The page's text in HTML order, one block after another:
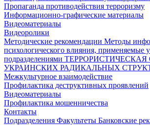
Пропаганда противодействия терроризму
Информационно-графические материалы
Видеоматериалы
Видеоролики
Методические рекомендации Методы
психологического влияния, применяемые
подразделениями
УКРАИНСКИХ РАДИКАЛЬНЫХ
Межкультурное взаимодействие
Профилактика деструктивных проявлений
Видеоматериалы
Профилактика мошенничества
Контакты
Подразделения Факультеты Банковские